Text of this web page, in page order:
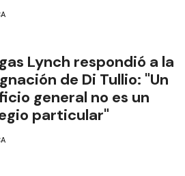
Lynch respondió a la
de Di Tullio: "Un
general no es un
particular"